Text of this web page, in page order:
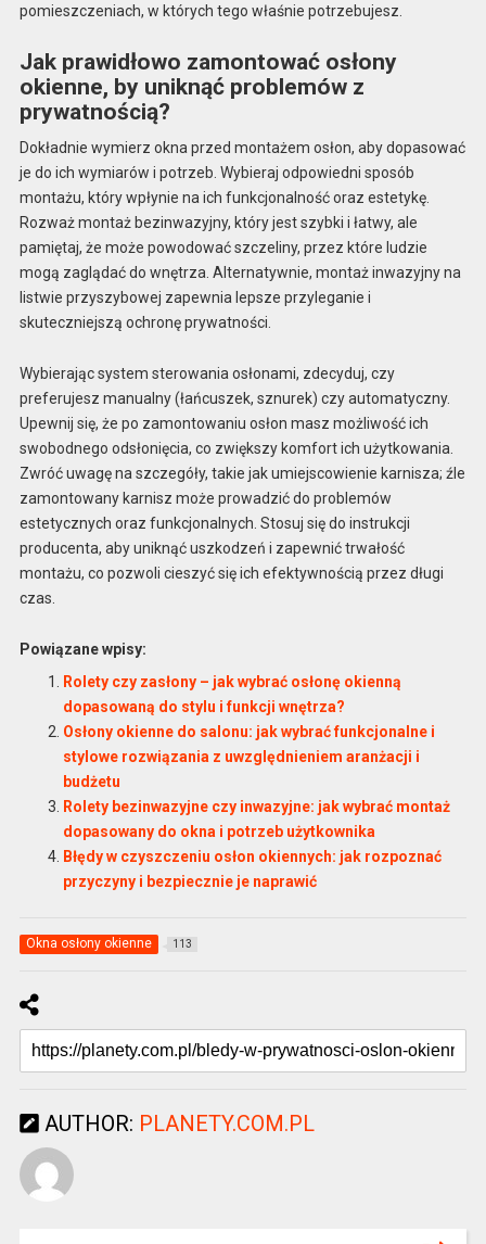
pomieszczeniach, w których tego właśnie potrzebujesz.
Jak prawidłowo zamontować osłony
okienne, by uniknąć problemów z
prywatnością?
Dokładnie wymierz okna przed montażem osłon, aby dopasować
je do ich wymiarów i potrzeb. Wybieraj odpowiedni sposób
montażu, który wpłynie na ich funkcjonalność oraz estetykę.
Rozważ montaż bezinwazyjny, który jest szybki i łatwy, ale
pamiętaj, że może powodować szczeliny, przez które ludzie
mogą zaglądać do wnętrza. Alternatywnie, montaż inwazyjny na
listwie przyszybowej zapewnia lepsze przyleganie i
skuteczniejszą ochronę prywatności.
Wybierając system sterowania osłonami, zdecyduj, czy
preferujesz manualny (łańcuszek, sznurek) czy automatyczny.
Upewnij się, że po zamontowaniu osłon masz możliwość ich
swobodnego odsłonięcia, co zwiększy komfort ich użytkowania.
Zwróć uwagę na szczegóły, takie jak umiejscowienie karnisza; źle
zamontowany karnisz może prowadzić do problemów
estetycznych oraz funkcjonalnych. Stosuj się do instrukcji
producenta, aby uniknąć uszkodzeń i zapewnić trwałość
montażu, co pozwoli cieszyć się ich efektywnością przez długi
czas.
Powiązane wpisy:
Rolety czy zasłony – jak wybrać osłonę okienną
dopasowaną do stylu i funkcji wnętrza?
Osłony okienne do salonu: jak wybrać funkcjonalne i
stylowe rozwiązania z uwzględnieniem aranżacji i
budżetu
Rolety bezinwazyjne czy inwazyjne: jak wybrać montaż
dopasowany do okna i potrzeb użytkownika
Błędy w czyszczeniu osłon okiennych: jak rozpoznać
przyczyny i bezpiecznie je naprawić
Okna osłony okienne 113
AUTHOR: PLANETY.COM.PL